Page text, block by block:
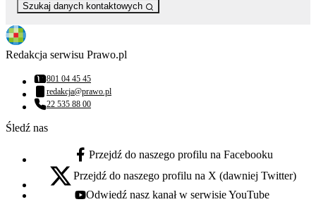
Szukaj danych kontaktowych
Redakcja serwisu Prawo.pl
Numer telefonu:
801 04 45 45
Adres email:
redakcja@prawo.pl
Numer telefonu:
22 535 88 00
Śledź nas
facebook - otwiera się w nowej karcie
Przejdź do naszego profilu na Facebooku
x - otwiera się w nowej karcie
Przejdź do naszego profilu na X (dawniej Twitter)
youtube - otwiera się w nowej karcie
Odwiedź nasz kanał w serwisie YouTube